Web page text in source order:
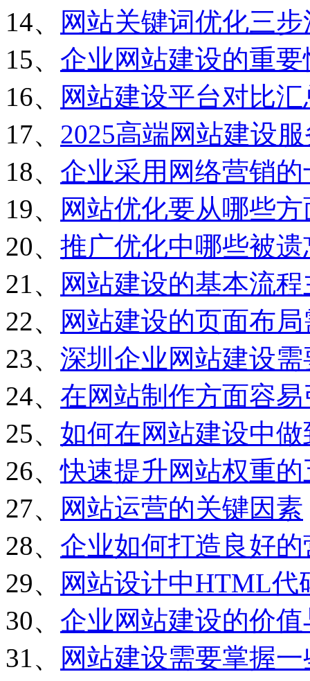
14、
网站关键词优化三步
15、 企业网站建设的重要
16、
网站建设平台对比汇
17、 2025高端网站建设
18、 企业采用网络营销
19、
网站优化要从哪些
20、 推广优化中哪些被
21、
网站建设的基本流
22、
网站建设的页面布
23、 深圳企业网站建设
24、 在网站制作方面容
25、 如何在网站建设中
26、快速提升网站权重
27、
网站运营的关键因素
28、 企业如何打造良好
29、
网站设计中HTML代
30、 企业网站建设的价
31、
网站建设需要掌握